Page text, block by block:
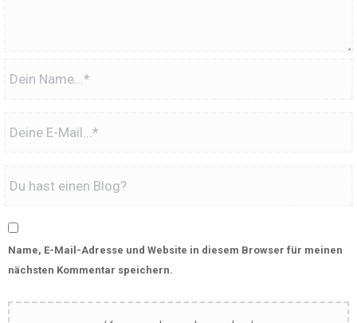
Name, E-Mail-Adresse und Website in diesem Browser für meinen
nächsten Kommentar speichern.